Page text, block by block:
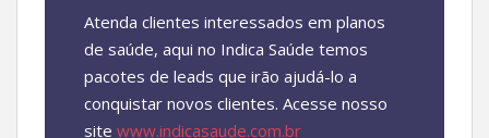
Atenda clientes interessados em planos
de saúde, aqui no Indica Saúde temos
pacotes de leads que irão ajudá-lo a
conquistar novos clientes. Acesse nosso
site www.indicasaude.com.br